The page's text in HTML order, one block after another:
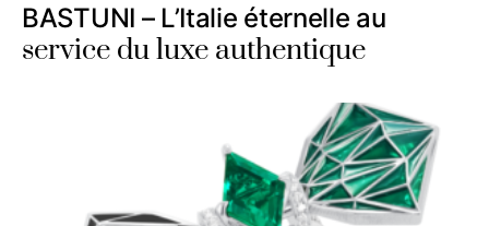
BASTUNI – L’Italie éternelle au
service du luxe authentique